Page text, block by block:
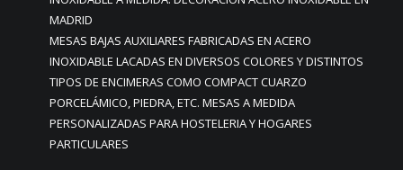
MADRID
MESAS BAJAS AUXILIARES FABRICADAS EN ACERO
INOXIDABLE LACADAS EN DIVERSOS COLORES Y DISTINTOS
TIPOS DE ENCIMERAS COMO COMPACT CUARZO
PORCELÁMICO, PIEDRA, ETC. MESAS A MEDIDA
PERSONALIZADAS PARA HOSTELERIA Y HOGARES
PARTICULARES